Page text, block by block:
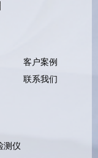
客户案例
联系我们
测仪